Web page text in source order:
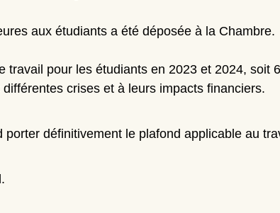
aux étudiants a été déposée à la Chambre.
travail pour les étudiants en 2023 et 2024, soit
crises et à leurs impacts financiers.
porter définitivement le plafond applicable au